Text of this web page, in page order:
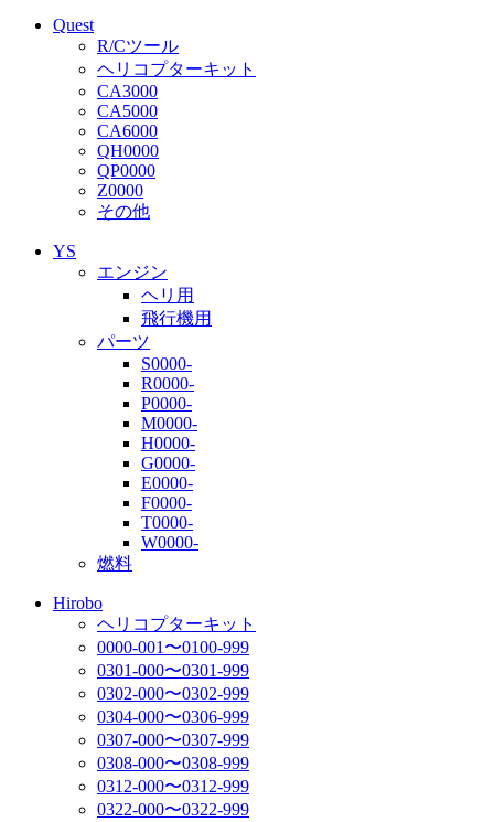
Quest
R/Cツール
ヘリコプターキット
CA3000
CA5000
CA6000
QH0000
QP0000
Z0000
その他
YS
エンジン
ヘリ用
飛行機用
パーツ
S0000-
R0000-
P0000-
M0000-
H0000-
G0000-
E0000-
F0000-
T0000-
W0000-
燃料
Hirobo
ヘリコプターキット
0000-001〜0100-999
0301-000〜0301-999
0302-000〜0302-999
0304-000〜0306-999
0307-000〜0307-999
0308-000〜0308-999
0312-000〜0312-999
0322-000〜0322-999